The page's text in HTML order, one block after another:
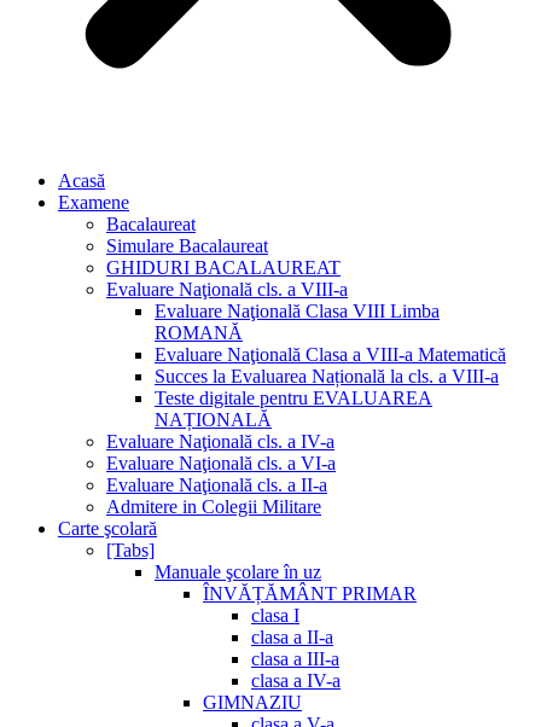
Acasă
Examene
Bacalaureat
Simulare Bacalaureat
GHIDURI BACALAUREAT
Evaluare Naţională cls. a VIII-a
Evaluare Naţională Clasa VIII Limba
ROMANĂ
Evaluare Naţională Clasa a VIII-a Matematică
Succes la Evaluarea Națională la cls. a VIII-a
Teste digitale pentru EVALUAREA
NAȚIONALĂ
Evaluare Naţională cls. a IV-a
Evaluare Naţională cls. a VI-a
Evaluare Naţională cls. a II-a
Admitere in Colegii Militare
Carte şcolară
[Tabs]
Manuale şcolare în uz
ÎNVĂȚĂMÂNT PRIMAR
clasa I
clasa a II-a
clasa a III-a
clasa a IV-a
GIMNAZIU